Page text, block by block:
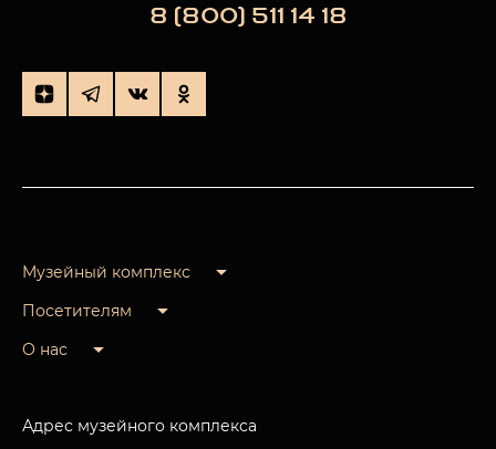
8 (800) 511 14 18
Музейный комплекс
Посетителям
О нас
Адрес музейного комплекса